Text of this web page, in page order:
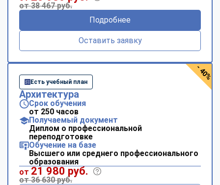
от 38 467 руб.
Подробнее
Оставить заявку
Есть учебный план
Архитектура
Срок обучения
от 250 часов
Получаемый документ
Диплом о профессиональной
переподготовке
Обучение на базе
Высшего или среднего профессионального
образования
от 21 980 руб.
от 36 630 руб.
- 40%